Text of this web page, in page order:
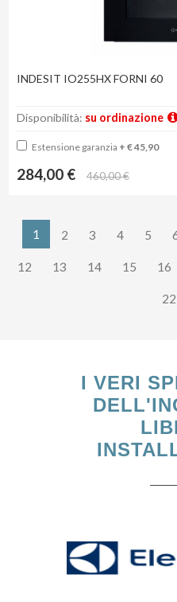
INDESIT IO255HX FORNI 60
Disponibilità: su ordinazione
Estensione garanzia + € 45,90
284,00 € 460,00 €
1 2 3 4 5
12 13 14 15 16
22
I VERI